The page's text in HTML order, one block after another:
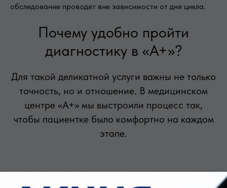
обследование проводят вне зависимости от дня цикла.
Почему удобно пройти
диагностику в «А+»?
Для такой деликатной услуги важны не только
точность, но и отношение. В медицинском
центре «А+» мы выстроили процесс так,
чтобы пациентке было комфортно на каждом
этапе.